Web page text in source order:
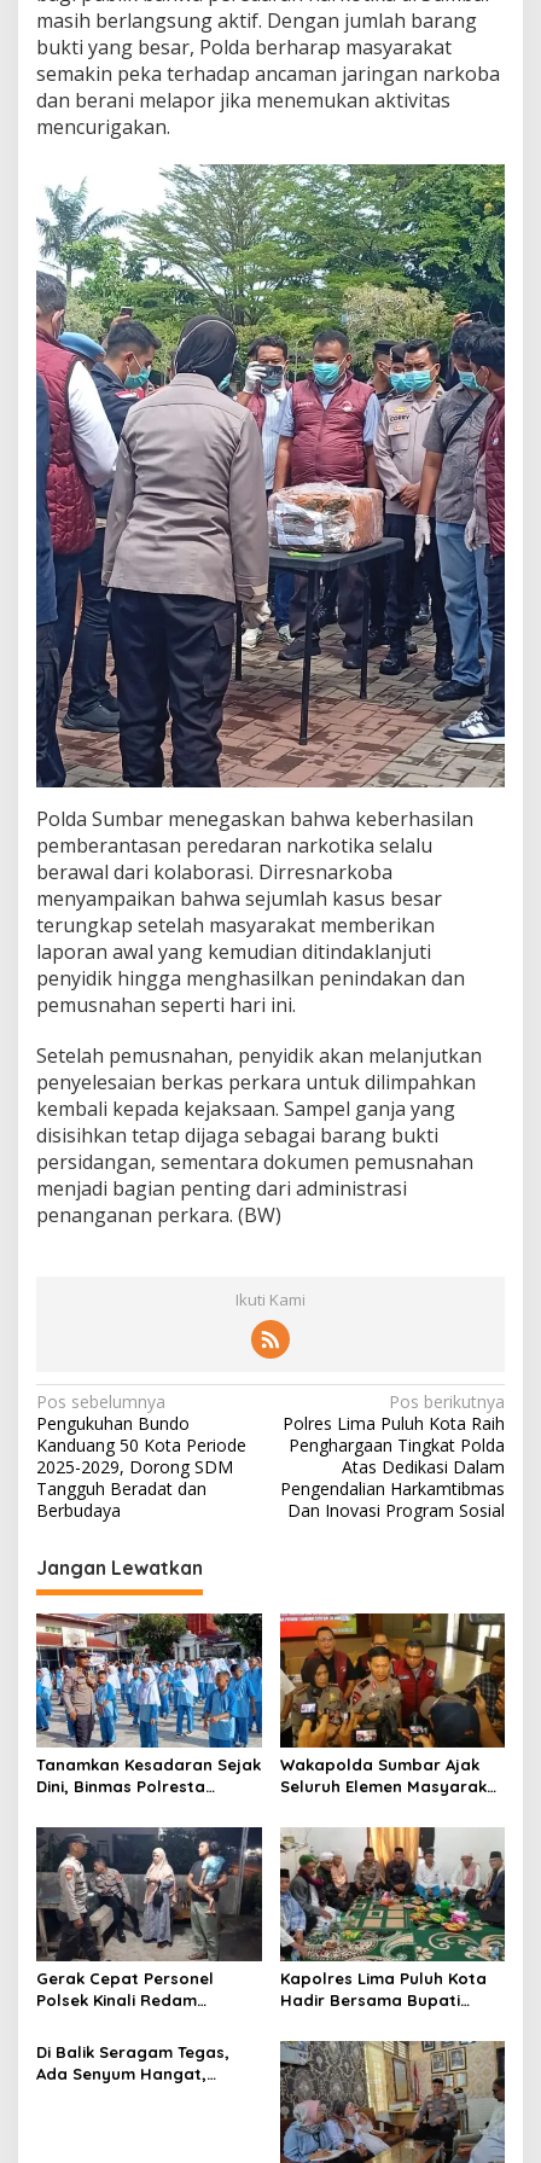
masih berlangsung aktif. Dengan jumlah barang
bukti yang besar, Polda berharap masyarakat
semakin peka terhadap ancaman jaringan narkoba
dan berani melapor jika menemukan aktivitas
mencurigakan.
Polda Sumbar menegaskan bahwa keberhasilan
pemberantasan peredaran narkotika selalu
berawal dari kolaborasi. Dirresnarkoba
menyampaikan bahwa sejumlah kasus besar
terungkap setelah masyarakat memberikan
laporan awal yang kemudian ditindaklanjuti
penyidik hingga menghasilkan penindakan dan
pemusnahan seperti hari ini.
Setelah pemusnahan, penyidik akan melanjutkan
penyelesaian berkas perkara untuk dilimpahkan
kembali kepada kejaksaan. Sampel ganja yang
disisihkan tetap dijaga sebagai barang bukti
persidangan, sementara dokumen pemusnahan
menjadi bagian penting dari administrasi
penanganan perkara. (BW)
Ikuti Kami
N
a
v
i
a
s
i
p
o
s
Pos sebelumnya
Pengukuhan Bundo
Kanduang 50 Kota Periode
2025-2029, Dorong SDM
Tangguh Beradat dan
Berbudaya
Pos berikutnya
Polres Lima Puluh Kota Raih
Penghargaan Tingkat Polda
Atas Dedikasi Dalam
Pengendalian Harkamtibmas
Dan Inovasi Program Sosial
Jangan Lewatkan
Tanamkan Kesadaran Sejak
Dini, Binmas Polresta
Bahaya NAPZA di SMPN 1
Bukittinggi
Wakapolda Sumbar Ajak
Seluruh Elemen Masyarakat
Peredaran Narkoba
Gerak Cepat Personel
Polsek Kinali Redam
Tampunik Nagari Mudik
Labuah Pasaman Barat
Kapolres Lima Puluh Kota
Hadir Bersama Bupati
Penutupan Suluk Silsilah
Syekh H. Mahmud Abdullah
Di Balik Seragam Tegas,
Ada Senyum Hangat,